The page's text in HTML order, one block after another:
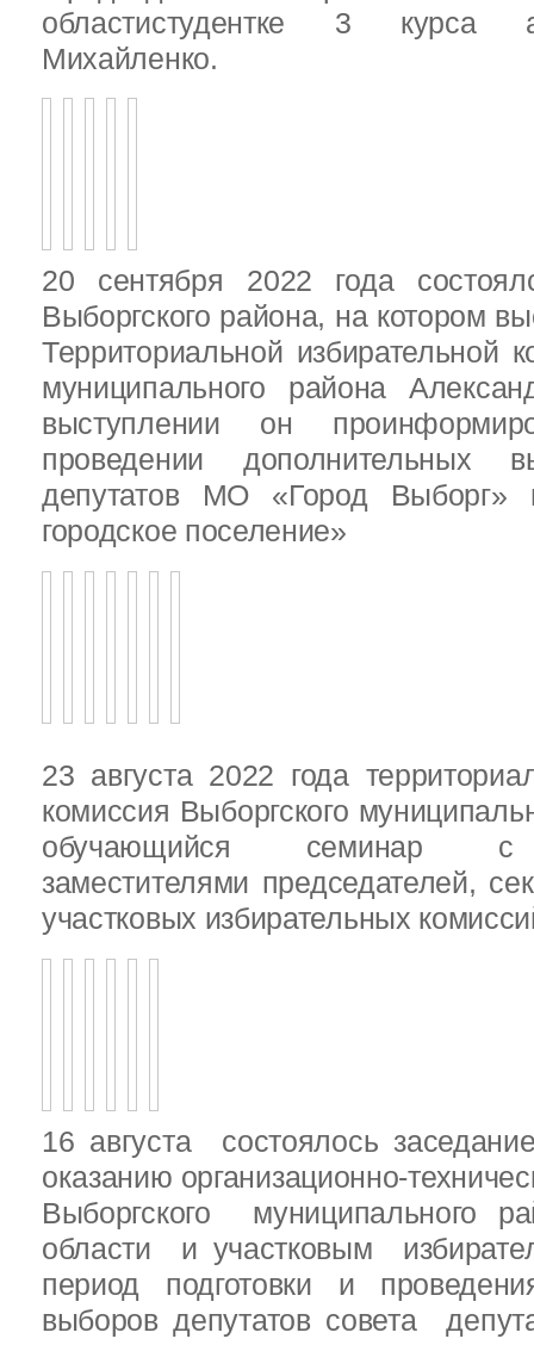
областистудентке 3 курса
Михайленко.
20 сентября 2022 года
Выборгского района, на котором
Территориальной избирательной
муниципального района
выступлении он
проведении дополнительных
депутатов МО «Город
городское поселение»
23 августа 2022 года
комиссия Выборгского
обучающийся семинар с
заместителями председателей,
участковых избирательных
16 августа состоялось
оказанию организационно-
Выборгского муниципального
области и участковым
период подготовки и
выборов депутатов совета